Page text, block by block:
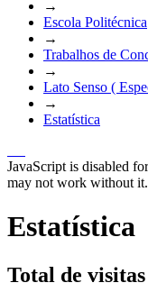
→
Escola Politécnica
→
Trabalhos de
→
Lato Senso (
→
Estatística
JavaScript is disabled
may not work without it.
Estatística
Total de visitas